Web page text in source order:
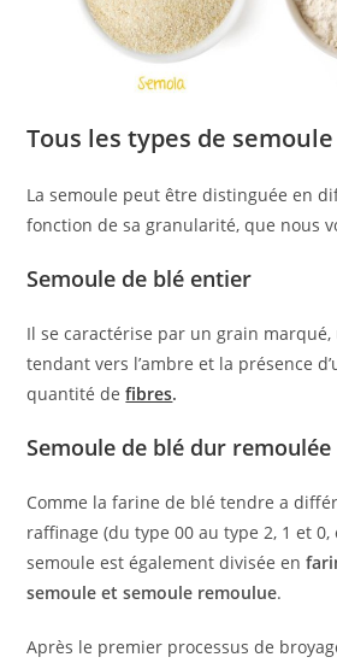
Tous les types de semoule
La semoule peut être distinguée en
fonction de sa granularité, que nous
Semoule de blé entier
Il se caractérise par un grain
tendant vers l’ambre et la présence
quantité defibres.
Semoule de blé dur remoulée
Comme la farine de blé tendre a
raffinage (du type 00 au type 2, 1 et 0,
semoule est également divisée en
semoule et semoule remoulue.
Après le premier processus de